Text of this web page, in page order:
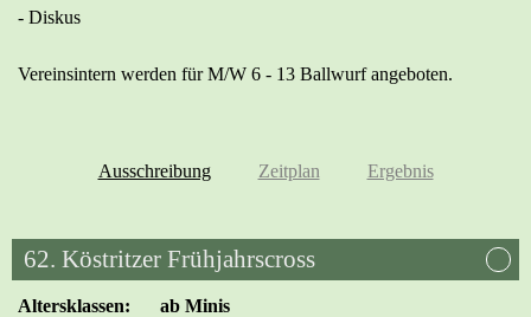
- Diskus
Vereinsintern werden für M/W 6 - 13 Ballwurf angeboten.
Ausschreibung Zeitplan Ergebnis
62. Köstritzer Frühjahrscross
Altersklassen:
ab Minis